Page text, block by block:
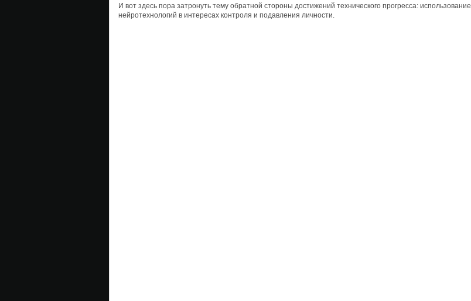
И вот здесь пора затронуть тему обратной стороны достижений технического прогресса: использование
нейротехнологий в интересах контроля и подавления личности.